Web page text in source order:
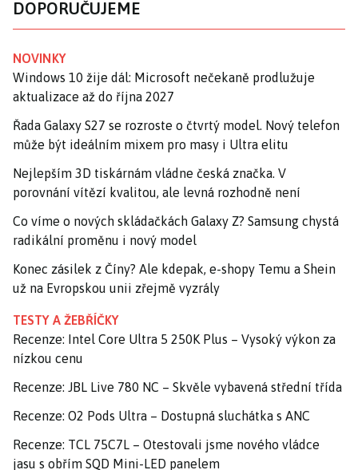
DOPORUČUJEME
NOVINKY
Windows 10 žije dál: Microsoft nečekaně prodlužuje
aktualizace až do října 2027
Řada Galaxy S27 se rozroste o čtvrtý model. Nový telefon
může být ideálním mixem pro masy i Ultra elitu
Nejlepším 3D tiskárnám vládne česká značka. V
porovnání vítězí kvalitou, ale levná rozhodně není
Co víme o nových skládačkách Galaxy Z? Samsung chystá
radikální proměnu i nový model
Konec zásilek z Číny? Ale kdepak, e-shopy Temu a Shein
už na Evropskou unii zřejmě vyzrály
TESTY A ŽEBŘÍČKY
Recenze: Intel Core Ultra 5 250K Plus – Vysoký výkon za
nízkou cenu
Recenze: JBL Live 780 NC – Skvěle vybavená střední třída
Recenze: O2 Pods Ultra – Dostupná sluchátka s ANC
Recenze: TCL 75C7L – Otestovali jsme nového vládce
jasu s obřím SQD Mini-LED panelem